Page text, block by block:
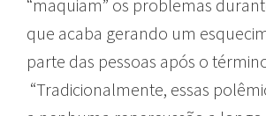
“maquiam” os problemas
que acaba gerando um
parte das pessoas após o
“Tradicionalmente, essas